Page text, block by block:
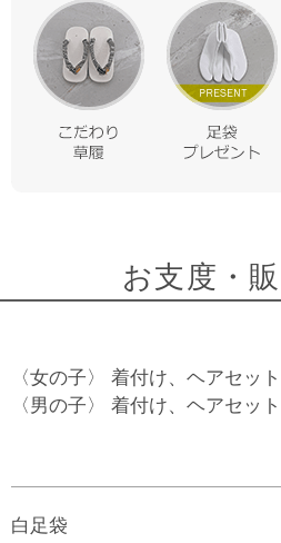
お支度・
〈女の子〉 着付け、ヘアセッ
〈男の子〉 着付け、ヘアセット
白足袋